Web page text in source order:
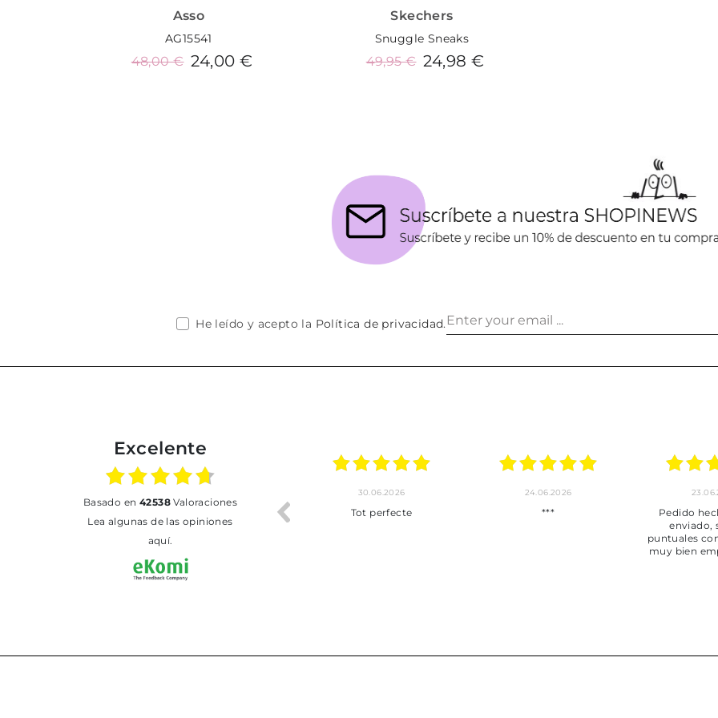
Asso
AG15541
24,00 €
48,00 €
Skechers
Snuggle Sneaks
24,98 €
49,95 €
He leído y acepto la Política de privacidad.
Excelente
basado en 42538Valoraciones
Lea algunas de las opiniones
aquí.
30.06.2026
Tot perfecte
24.06.2026
***
Pedido
enviado,
puntuales
muy bien